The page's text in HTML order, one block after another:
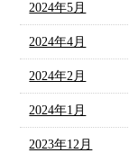
2024年5月
2024年4月
2024年2月
2024年1月
2023年12月